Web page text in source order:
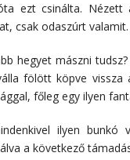
ezt csinálta.
csak odaszúrt valamit.
hegyet mászni
fölött köpve vissza
főleg egy ilyen
ilyen bunkó
a következő